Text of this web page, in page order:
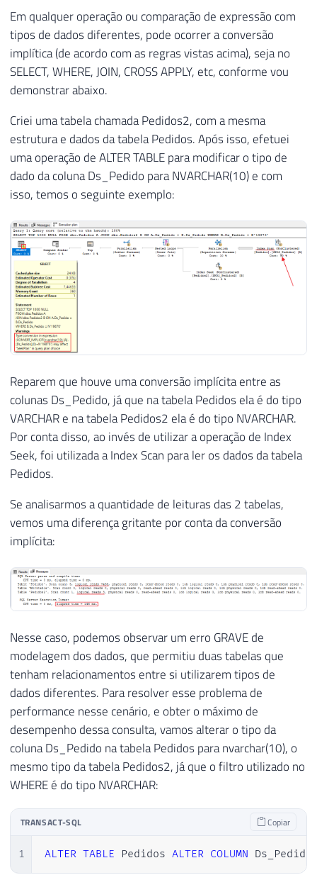
Em qualquer operação ou comparação de expressão com
tipos de dados diferentes, pode ocorrer a conversão
implítica (de acordo com as regras vistas acima), seja no
SELECT, WHERE, JOIN, CROSS APPLY, etc, conforme vou
demonstrar abaixo.
Criei uma tabela chamada Pedidos2, com a mesma
estrutura e dados da tabela Pedidos. Após isso, efetuei
uma operação de ALTER TABLE para modificar o tipo de
dado da coluna Ds_Pedido para NVARCHAR(10) e com
isso, temos o seguinte exemplo:
Reparem que houve uma conversão implícita entre as
colunas Ds_Pedido, já que na tabela Pedidos ela é do tipo
VARCHAR e na tabela Pedidos2 ela é do tipo NVARCHAR.
Por conta disso, ao invés de utilizar a operação de Index
Seek, foi utilizada a Index Scan para ler os dados da tabela
Pedidos.
Se analisarmos a quantidade de leituras das 2 tabelas,
vemos uma diferença gritante por conta da conversão
implícita:
Nesse caso, podemos observar um erro GRAVE de
modelagem dos dados, que permitiu duas tabelas que
tenham relacionamentos entre si utilizarem tipos de
dados diferentes. Para resolver esse problema de
performance nesse cenário, e obter o máximo de
desempenho dessa consulta, vamos alterar o tipo da
coluna Ds_Pedido na tabela Pedidos para nvarchar(10), o
mesmo tipo da tabela Pedidos2, já que o filtro utilizado no
WHERE é do tipo NVARCHAR:
TRANSACT-SQL Copiar
1 ALTER TABLE Pedidos ALTER COLUMN